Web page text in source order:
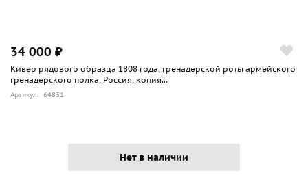
34 000 ₽
Кивер рядового образца 1808 года, гренадерской роты армейского
гренадерского полка, Россия, копия...
Артикул: 64831
Нет в наличии